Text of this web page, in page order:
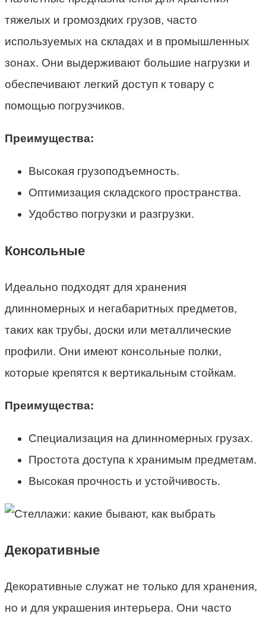
тяжелых и громоздких грузов, часто
используемых на складах и в промышленных
зонах. Они выдерживают большие нагрузки и
обеспечивают легкий доступ к товару с
помощью погрузчиков.
Преимущества:
Высокая грузоподъемность.
Оптимизация складского пространства.
Удобство погрузки и разгрузки.
Консольные
Идеально подходят для хранения
длинномерных и негабаритных предметов,
таких как трубы, доски или металлические
профили. Они имеют консольные полки,
которые крепятся к вертикальным стойкам.
Преимущества:
Специализация на длинномерных грузах.
Простота доступа к хранимым предметам.
Высокая прочность и устойчивость.
Декоративные
Декоративные служат не только для хранения,
но и для украшения интерьера. Они часто